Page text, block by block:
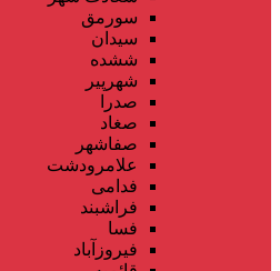
سورمق
سیدان
ششده
شهرپیر
صدرا
صغاد
صفاشهر
علامرودشت
فدامی
فراشبند
فسا
فیروزآباد